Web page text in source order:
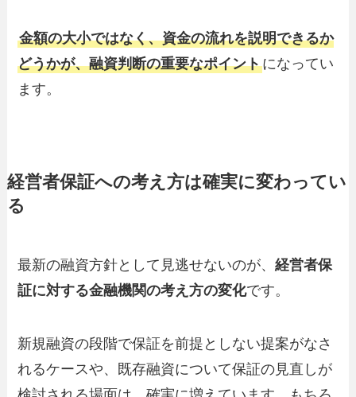
金額の大小ではなく、資金の流れを説明できるか
どうかが、融資判断の重要なポイントになってい
ます。
経営者保証への考え方は確実に変わってい
る
最新の融資方針として見逃せないのが、経営者保
証に対する金融機関の考え方の変化です。
新規融資の段階で保証を前提としない提案がなさ
れるケースや、既存融資について保証の見直しが